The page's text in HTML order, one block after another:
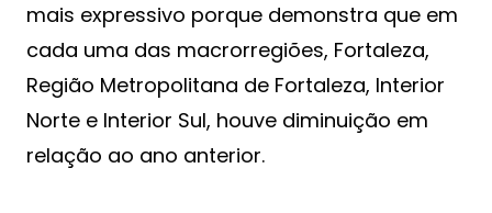
mais expressivo porque demonstra que em
cada uma das macrorregiões, Fortaleza,
Região Metropolitana de Fortaleza, Interior
Norte e Interior Sul, houve diminuição em
relação ao ano anterior.